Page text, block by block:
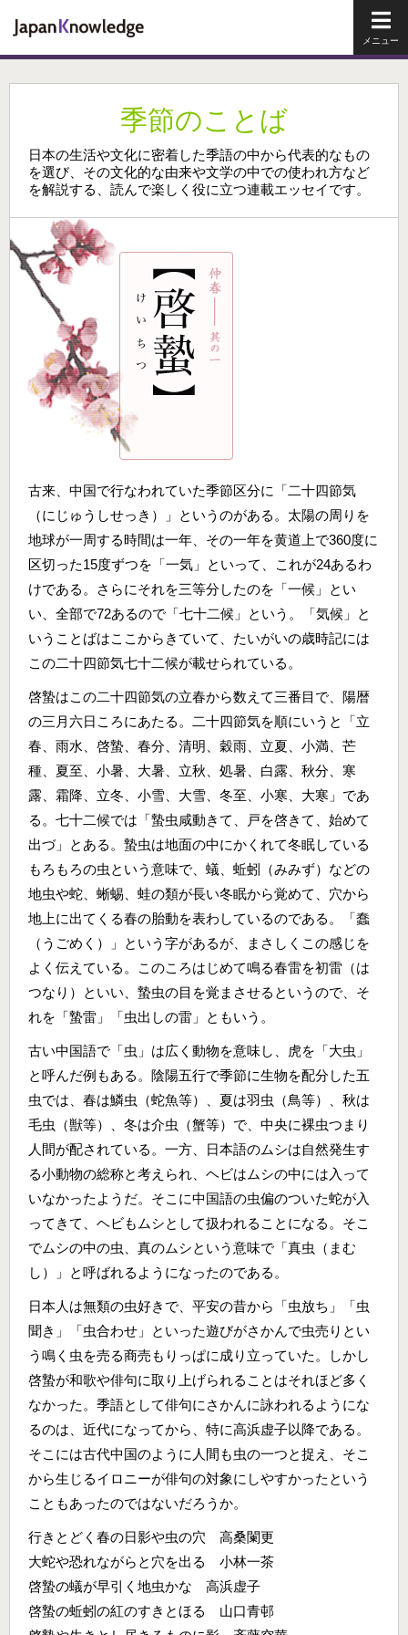
季節のことば
日本の生活や文化に密着した季語の中から代表的なもの
を選び、その文化的な由来や文学の中での使われ方など
を解説する、読んで楽しく役に立つ連載エッセイです。
古来、中国で行なわれていた季節区分に「二十四節気
（にじゅうしせっき）」というのがある。太陽の周りを
地球が一周する時間は一年、その一年を黄道上で360度に
区切った15度ずつを「一気」といって、これが24あるわ
けである。さらにそれを三等分したのを「一候」とい
い、全部で72あるので「七十二候」という。「気候」と
いうことばはここからきていて、たいがいの歳時記には
この二十四節気七十二候が載せられている。
啓蟄はこの二十四節気の立春から数えて三番目で、陽暦
の三月六日ころにあたる。二十四節気を順にいうと「立
春、雨水、啓蟄、春分、清明、穀雨、立夏、小満、芒
種、夏至、小暑、大暑、立秋、処暑、白露、秋分、寒
露、霜降、立冬、小雪、大雪、冬至、小寒、大寒」であ
る。七十二候では「蟄虫咸動きて、戸を啓きて、始めて
出づ」とある。蟄虫は地面の中にかくれて冬眠している
もろもろの虫という意味で、蟻、蚯蚓（みみず）などの
地虫や蛇、蜥蜴、蛙の類が長い冬眠から覚めて、穴から
地上に出てくる春の胎動を表わしているのである。「蠢
（うごめく）」という字があるが、まさしくこの感じを
よく伝えている。このころはじめて鳴る春雷を初雷（は
つなり）といい、蟄虫の目を覚まさせるというので、そ
れを「蟄雷」「虫出しの雷」ともいう。
古い中国語で「虫」は広く動物を意味し、虎を「大虫」
と呼んだ例もある。陰陽五行で季節に生物を配分した五
虫では、春は鱗虫（蛇魚等）、夏は羽虫（鳥等）、秋は
毛虫（獣等）、冬は介虫（蟹等）で、中央に裸虫つまり
人間が配されている。一方、日本語のムシは自然発生す
る小動物の総称と考えられ、ヘビはムシの中には入って
いなかったようだ。そこに中国語の虫偏のついた蛇が入
ってきて、ヘビもムシとして扱われることになる。そこ
でムシの中の虫、真のムシという意味で「真虫（まむ
し）」と呼ばれるようになったのである。
日本人は無類の虫好きで、平安の昔から「虫放ち」「虫
聞き」「虫合わせ」といった遊びがさかんで虫売りとい
う鳴く虫を売る商売もりっぱに成り立っていた。しかし
啓蟄が和歌や俳句に取り上げられることはそれほど多く
なかった。季語として俳句にさかんに詠われるようにな
るのは、近代になってから、特に高浜虚子以降である。
そこには古代中国のように人間も虫の一つと捉え、そこ
から生じるイロニーが俳句の対象にしやすかったという
こともあったのではないだろうか。
行きとどく春の日影や虫の穴 高桑闌更
大蛇や恐れながらと穴を出る 小林一茶
啓蟄の蟻が早引く地虫かな 高浜虚子
啓蟄の蚯蚓の紅のすきとほる 山口青邨